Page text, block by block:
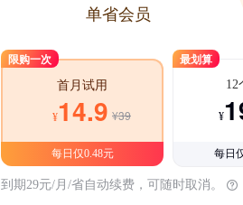
单省会员
限购一次
首月试用
¥14.9 ¥39
每日仅0.48元
最划算
12
¥
每日
到期29元/月/省自动续费，可随时取消。